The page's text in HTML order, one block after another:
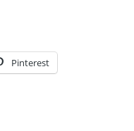
Pinterest